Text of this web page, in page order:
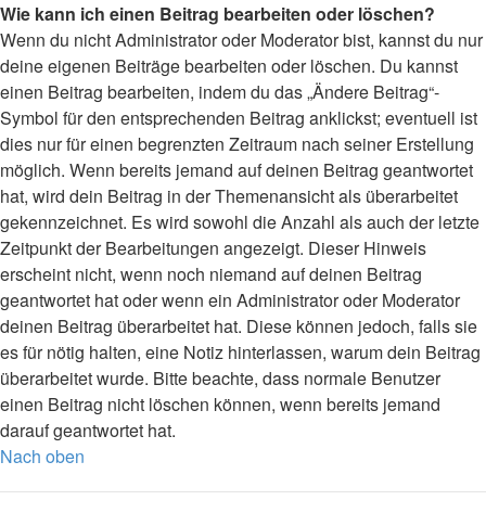
Wie kann ich einen Beitrag bearbeiten oder löschen?
Wenn du nicht Administrator oder Moderator bist, kannst du nur
deine eigenen Beiträge bearbeiten oder löschen. Du kannst
einen Beitrag bearbeiten, indem du das „Ändere Beitrag“-
Symbol für den entsprechenden Beitrag anklickst; eventuell ist
dies nur für einen begrenzten Zeitraum nach seiner Erstellung
möglich. Wenn bereits jemand auf deinen Beitrag geantwortet
hat, wird dein Beitrag in der Themenansicht als überarbeitet
gekennzeichnet. Es wird sowohl die Anzahl als auch der letzte
Zeitpunkt der Bearbeitungen angezeigt. Dieser Hinweis
erscheint nicht, wenn noch niemand auf deinen Beitrag
geantwortet hat oder wenn ein Administrator oder Moderator
deinen Beitrag überarbeitet hat. Diese können jedoch, falls sie
es für nötig halten, eine Notiz hinterlassen, warum dein Beitrag
überarbeitet wurde. Bitte beachte, dass normale Benutzer
einen Beitrag nicht löschen können, wenn bereits jemand
darauf geantwortet hat.
Nach oben